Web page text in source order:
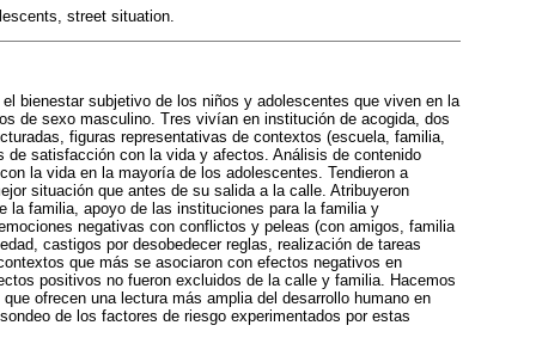
street situation.
bienestar subjetivo de los niños y adolescentes que viven en la
de sexo masculino. Tres vivían en institución de acogida, dos
figuras representativas de contextos (escuela, familia,
satisfacción con la vida y afectos. Análisis de contenido
la vida en la mayoría de los adolescentes. Tendieron a
situación que antes de su salida a la calle. Atribuyeron
la familia, apoyo de las instituciones para la familia y
negativas con conflictos y peleas (con amigos, familia
castigos por desobedecer reglas, realización de tareas
que más se asociaron con efectos negativos en
positivos no fueron excluidos de la calle y familia. Hacemos
ofrecen una lectura más amplia del desarrollo humano en
de los factores de riesgo experimentados por estas